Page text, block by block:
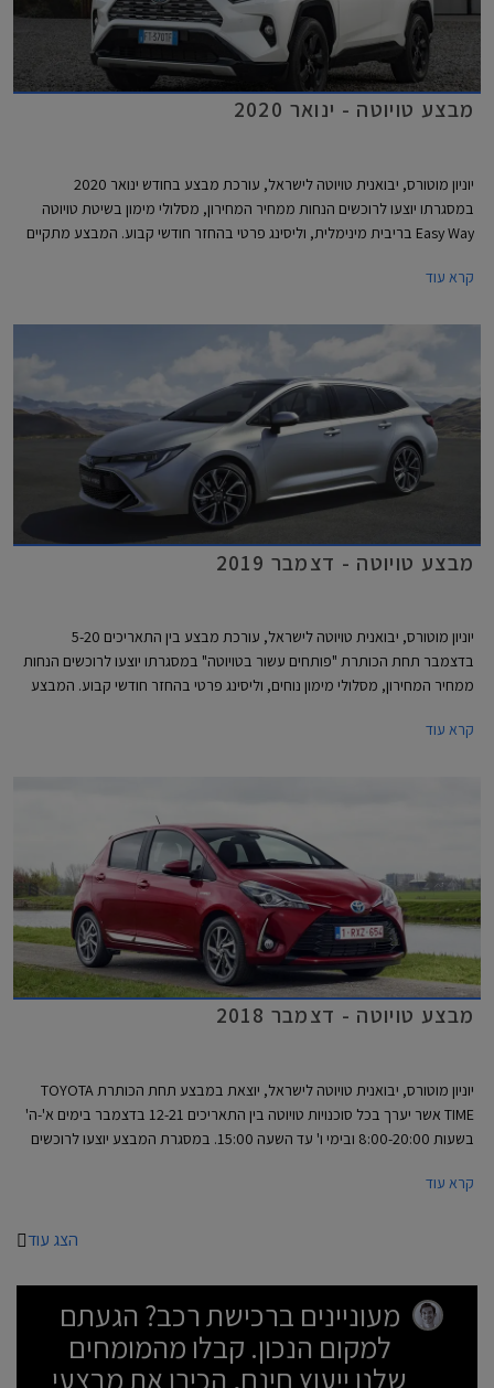
מבצע טויוטה - ינואר 2020
יוניון מוטורס, יבואנית טויוטה לישראל, עורכת מבצע בחודש ינואר 2020
במסגרתו יוצעו לרוכשים הנחות ממחיר המחירון, מסלולי מימון בשיטת טויוטה
Easy Way בריבית מינימלית, וליסינג פרטי בהחזר חודשי קבוע. המבצע מתקיים
בין השעות 8:00-15:00.
קרא עוד
מבצע טויוטה - דצמבר 2019
יוניון מוטורס, יבואנית טויוטה לישראל, עורכת מבצע בין התאריכים 5-20
בדצמבר תחת הכותרת "פותחים עשור בטויוטה" במסגרתו יוצעו לרוכשים הנחות
ממחיר המחירון, מסלולי מימון נוחים, וליסינג פרטי בהחזר חודשי קבוע. המבצע
20:00 ובימי ו' בין השעות 8:00-15:00.
קרא עוד
מבצע טויוטה - דצמבר 2018
יוניון מוטורס, יבואנית טויוטה לישראל, יוצאת במבצע תחת הכותרת TOYOTA
TIME אשר יערך בכל סוכנויות טויוטה בין התאריכים 12-21 בדצמבר בימים א'-ה'
בשעות 8:00-20:00 ובימי ו' עד השעה 15:00. במסגרת המבצע יוצעו לרוכשים
קרא עוד
הצג עוד
מעוניינים ברכישת רכב? הגעתם
למקום הנכון. קבלו מהמומחים
שלנו ייעוץ חינם, הכירו את מבצעי